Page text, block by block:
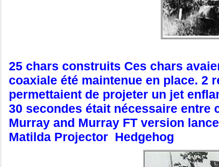
25 chars construits Ces chars
coaxiale été maintenue en place. 2
permettaient de projeter un jet
30 secondes était nécessaire entre
Murray and Murray FT version
Matilda Projector Hedgehog